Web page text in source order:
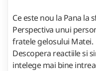
Ce este nou la Pana la
Perspectiva unui
fratele gelosului Matei.
Descopera reactiile si
intelege mai bine